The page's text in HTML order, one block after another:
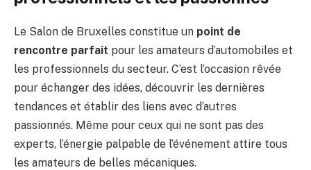
Le Salon de Bruxelles constitue un point de
rencontre parfait pour les amateurs d’automobiles et
les professionnels du secteur. C’est l’occasion rêvée
pour échanger des idées, découvrir les dernières
tendances et établir des liens avec d’autres
passionnés. Même pour ceux qui ne sont pas des
experts, l’énergie palpable de l’événement attire tous
les amateurs de belles mécaniques.